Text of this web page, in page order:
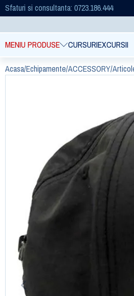
Sfaturi si consultanta: 0723.186.444
MENIU PRODUSE CURSURIEXCURSII
Acasa/Echipamente/ACCESSORY/